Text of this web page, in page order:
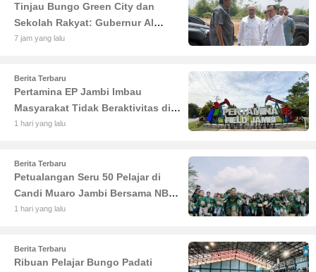
Tinjau Bungo Green City dan
Sekolah Rakyat: Gubernur Al
Haris Tekankan Sinergi
7 jam yang lalu
Berita Terbaru
Pertamina EP Jambi Imbau
Masyarakat Tidak Beraktivitas di
Atas Jalur Pipa Migas Demi
1 hari yang lalu
Berita Terbaru
Petualangan Seru 50 Pelajar di
Candi Muaro Jambi Bersama NBT
Coal Group
1 hari yang lalu
Berita Terbaru
Ribuan Pelajar Bungo Padati